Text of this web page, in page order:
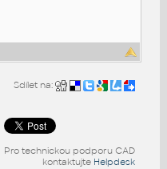
Sdílet na:
Pro technickou podporu CAD
kontaktujte Helpdesk